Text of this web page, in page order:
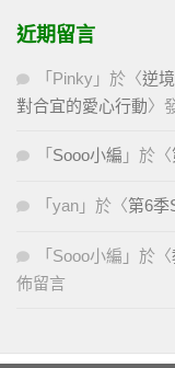
近期留言
「 Pinky 」於〈逆
對合宜的愛心行動〉
「 Sooo小編 」於〈
「 yan 」於〈第6季
「 Sooo小編 」於〈
佈留言